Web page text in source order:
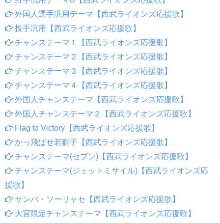
外国人選手汎用テーマ【西武ライオンズ応援歌】
投手汎用【西武ライオンズ応援歌】
チャンステーマ１【西武ライオンズ応援歌】
チャンステーマ２【西武ライオンズ応援歌】
チャンステーマ３【西武ライオンズ応援歌】
チャンステーマ４【西武ライオンズ応援歌】
外国人チャンステーマ【西武ライオンズ応援歌】
外国人チャンステーマ２【西武ライオンズ応援歌】
Flag to Victory【西武ライオンズ応援歌】
かっ飛ばせ若獅子【西武ライオンズ応援歌】
チャンステーマ(セブン)【西武ライオンズ応援歌】
チャンステーマ(ジェットミサイル)【西武ライオンズ応
援歌】
サンバ・ソーリャセ【西武ライオンズ応援歌】
大宮限定チャンステーマ【西武ライオンズ応援歌】